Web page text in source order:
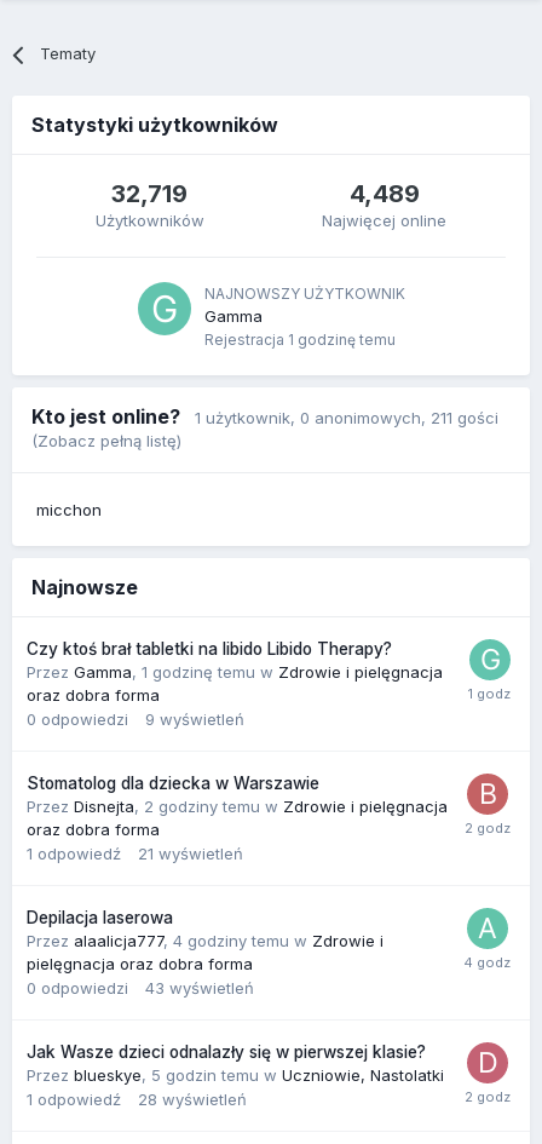
Tematy
Statystyki użytkowników
32,719
Użytkowników
4,489
Najwięcej online
NAJNOWSZY UŻYTKOWNIK
Gamma
Rejestracja 1 godzinę temu
Kto jest online? 1 użytkownik, 0 anonimowych, 211 gości
(Zobacz pełną listę)
micchon
Najnowsze
Czy ktoś brał tabletki na libido Libido Therapy?
Przez Gamma, 1 godzinę temu w Zdrowie i pielęgnacja
oraz dobra forma
0 odpowiedzi 9 wyświetleń
Stomatolog dla dziecka w Warszawie
Przez Disnejta, 2 godziny temu w Zdrowie i pielęgnacja
oraz dobra forma
1 odpowiedź 21 wyświetleń
Depilacja laserowa
Przez alaalicja777, 4 godziny temu w Zdrowie i
pielęgnacja oraz dobra forma
0 odpowiedzi 43 wyświetleń
Jak Wasze dzieci odnalazły się w pierwszej klasie?
Przez blueskye, 5 godzin temu w Uczniowie, Nastolatki
1 odpowiedź 28 wyświetleń